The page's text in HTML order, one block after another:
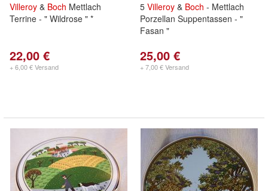
Villeroy & Boch Mettlach
Terrine - " Wildrose " *
22,00 €
+ 6,00 € Versand
5 Villeroy & Boch - Mettlach
Porzellan Suppentassen - "
Fasan "
25,00 €
+ 7,00 € Versand